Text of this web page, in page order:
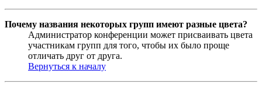
Почему названия некоторых групп имеют разные цвета?
Администратор конференции может присваивать цвета
участникам групп для того, чтобы их было проще
отличать друг от друга.
Вернуться к началу